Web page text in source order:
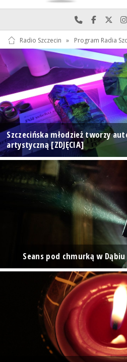
Najlepiej po
Radio Szczecin » Program Radia
Szczecińska młodzież tworzy
artystyczną [ZDJĘCIA]
Seans pod chmurką w Dąbiu